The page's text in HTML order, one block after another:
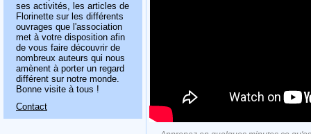
ses activités, les articles de
Florinette sur les différents
ouvrages que l'association
met à votre disposition afin
de vous faire découvrir de
nombreux auteurs qui nous
amènent à porter un regard
différent sur notre monde.
Bonne visite à tous !
Contact